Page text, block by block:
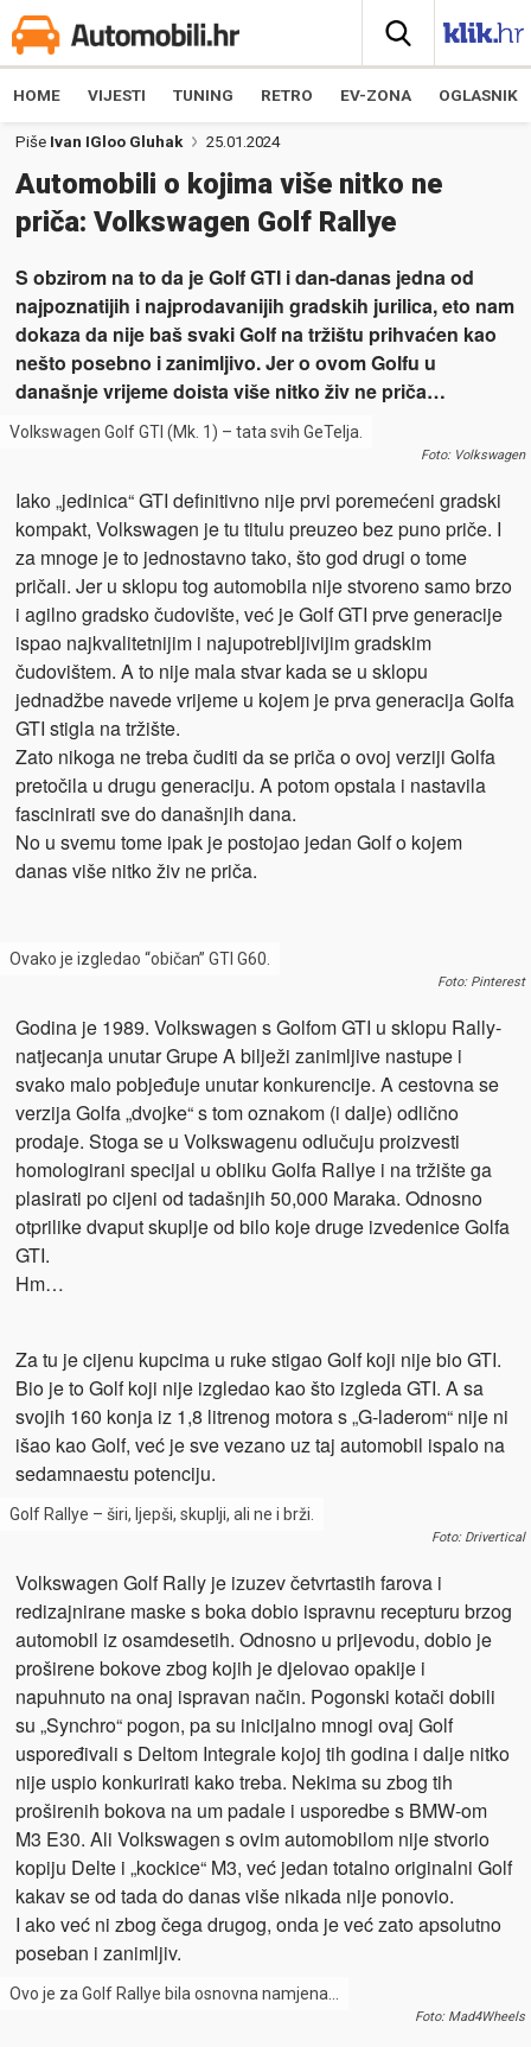
HOME VIJESTI TUNING RETRO EV-ZONA OGLASNIK
Piše Ivan IGloo Gluhak 25.01.2024
Automobili o kojima više nitko ne
priča: Volkswagen Golf Rallye
S obzirom na to da je Golf GTI i dan-danas jedna od
najpoznatijih i najprodavanijih gradskih jurilica, eto nam
dokaza da nije baš svaki Golf na tržištu prihvaćen kao
nešto posebno i zanimljivo. Jer o ovom Golfu u
današnje vrijeme doista više nitko živ ne priča…
Volkswagen Golf GTI (Mk. 1) – tata svih GeTeIja.
Foto: Volkswagen
Iako „jedinica“ GTI definitivno nije prvi poremećeni gradski
kompakt, Volkswagen je tu titulu preuzeo bez puno priče. I
za mnoge je to jednostavno tako, što god drugi o tome
pričali. Jer u sklopu tog automobila nije stvoreno samo brzo
i agilno gradsko čudovište, već je Golf GTI prve generacije
ispao najkvalitetnijim i najupotrebljivijim gradskim
čudovištem. A to nije mala stvar kada se u sklopu
jednadžbe navede vrijeme u kojem je prva generacija Golfa
GTI stigla na tržište.
Zato nikoga ne treba čuditi da se priča o ovoj verziji Golfa
pretočila u drugu generaciju. A potom opstala i nastavila
fascinirati sve do današnjih dana.
No u svemu tome ipak je postojao jedan Golf o kojem
danas više nitko živ ne priča.
Ovako je izgledao “običan” GTI G60.
Foto: Pinterest
Godina je 1989. Volkswagen s Golfom GTI u sklopu Rally-
natjecanja unutar Grupe A bilježi zanimljive nastupe i
svako malo pobjeđuje unutar konkurencije. A cestovna se
verzija Golfa „dvojke“ s tom oznakom (i dalje) odlično
prodaje. Stoga se u Volkswagenu odlučuju proizvesti
homologirani specijal u obliku Golfa Rallye i na tržište ga
plasirati po cijeni od tadašnjih 50,000 Maraka. Odnosno
otprilike dvaput skuplje od bilo koje druge izvedenice Golfa
GTI.
Hm…
Za tu je cijenu kupcima u ruke stigao Golf koji nije bio GTI.
Bio je to Golf koji nije izgledao kao što izgleda GTI. A sa
svojih 160 konja iz 1,8 litrenog motora s „G-laderom“ nije ni
išao kao Golf, već je sve vezano uz taj automobil ispalo na
sedamnaestu potenciju.
Golf Rallye – širi, ljepši, skuplji, ali ne i brži.
Foto: Drivertical
Volkswagen Golf Rally je izuzev četvrtastih farova i
redizajnirane maske s boka dobio ispravnu recepturu brzog
automobil iz osamdesetih. Odnosno u prijevodu, dobio je
proširene bokove zbog kojih je djelovao opakije i
napuhnuto na onaj ispravan način. Pogonski kotači dobili
su „Synchro“ pogon, pa su inicijalno mnogi ovaj Golf
uspoređivali s Deltom Integrale kojoj tih godina i dalje nitko
nije uspio konkurirati kako treba. Nekima su zbog tih
proširenih bokova na um padale i usporedbe s BMW-om
M3 E30. Ali Volkswagen s ovim automobilom nije stvorio
kopiju Delte i „kockice“ M3, već jedan totalno originalni Golf
kakav se od tada do danas više nikada nije ponovio.
I ako već ni zbog čega drugog, onda je već zato apsolutno
poseban i zanimljiv.
Ovo je za Golf Rallye bila osnovna namjena…
Foto: Mad4Wheels